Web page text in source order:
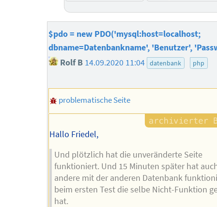
$pdo = new PDO('mysql:host=localhost;
dbname=Datenbankname', 'Benutzer',
Rolf B 14.09.2020 11:04 datenbank php
problematische Seite
Hallo Friedel,
Und plötzlich hat die unveränderte Seite
funktioniert. Und 15 Minuten später hat
andere mit der anderen Datenbank
beim ersten Test die selbe Nicht-Funktion
hat.